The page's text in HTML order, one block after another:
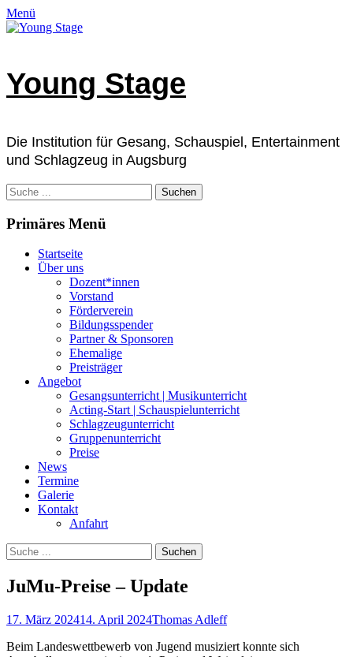
Zum
Inhalt
Facebook
E-
Mail
Instagram
Telefon
Verknüpfung
Menü
Young Stage
Die Institution für Gesang, Schauspiel, Entertainment
und Schlagzeug in Augsburg
Suchen
nach:
Primäres Menü
Startseite
Über uns
Dozent*innen
Vorstand
Förderverein
Bildungsspender
Partner & Sponsoren
Ehemalige
Preisträger
Angebot
Gesangsunterricht | Musikunterricht
Acting-Start | Schauspielunterricht
Schlagzeugunterricht
Gruppenunterricht
Preise
News
Termine
Galerie
Kontakt
Anfahrt
Suchen
Suchen
nach:
JuMu-Preise – Update
Posted
17. März 202414. April 2024Autor
Thomas Adleff
Beim Landeswettbewerb von Jugend musiziert konnte sich